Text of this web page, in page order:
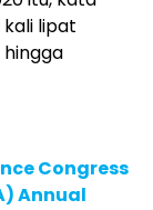
lipat
Congress
Annual